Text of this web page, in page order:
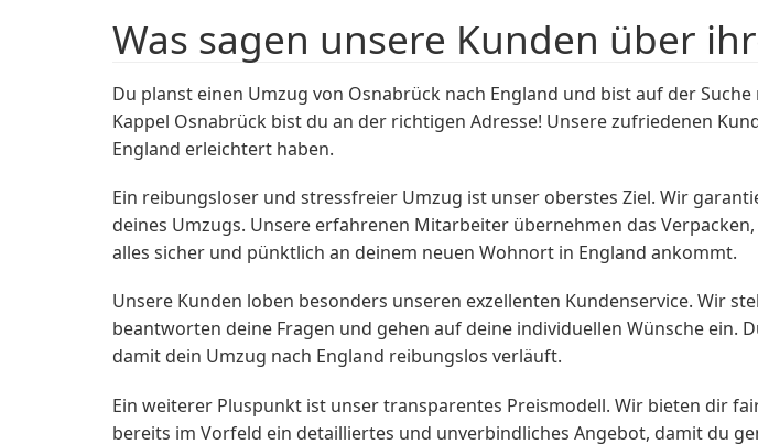
Was sagen unsere Kunden über
Du planst einen Umzug von Osnabrück nach England und bist auf der
Kappel Osnabrück bist du an der richtigen Adresse! Unsere zufriedenen
England erleichtert haben.
Ein reibungsloser und stressfreier Umzug ist unser oberstes Ziel. Wir
deines Umzugs. Unsere erfahrenen Mitarbeiter übernehmen das
alles sicher und pünktlich an deinem neuen Wohnort in England ankommt.
Unsere Kunden loben besonders unseren exzellenten Kundenservice. Wir
beantworten deine Fragen und gehen auf deine individuellen Wünsche ein.
damit dein Umzug nach England reibungslos verläuft.
Ein weiterer Pluspunkt ist unser transparentes Preismodell. Wir bieten dir
bereits im Vorfeld ein detailliertes und unverbindliches Angebot, damit du